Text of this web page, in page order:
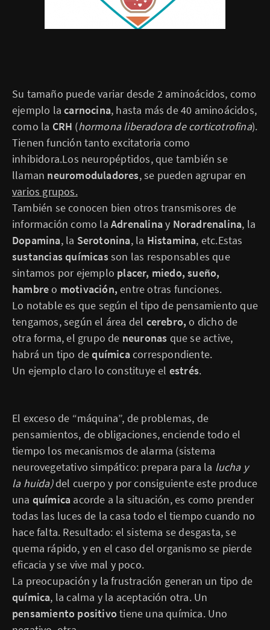
Su tamaño puede variar desde 2 aminoácidos, como
ejemplo lacarnocina, hasta más de 40 aminoácidos,
como la CRH (hormona liberadora de corticotrofina).
Tienen función tanto excitatoria como
inhibidora.Los neuropéptidos, que también se
llaman neuromoduladores, se pueden agrupar en
varios grupos.
También se conocen bien otros transmisores de
información como la Adrenalinay Noradrenalina, la
Dopamina, la Serotonina, la Histamina, etc.Estas
sustancias químicasson las responsables que
sintamos por ejemplo placer, miedo, sueño,
hambreo motivación, entre otras funciones.
Lo notable es que según el tipo de pensamiento que
tengamos, según el área del cerebro, o dicho de
otra forma, el grupo de neuronas que se active,
habrá un tipo dequímicacorrespondiente.
Un ejemplo claro lo constituye el estrés.
El exceso de “máquina”, de problemas, de
pensamientos, de obligaciones, enciende todo el
tiempo los mecanismos de alarma (sistema
neurovegetativo simpático: prepara para la lucha y
la huida)del cuerpo y por consiguiente este produce
una química acorde a la situación, es como prender
todas las luces de la casa todo el tiempo cuando no
hace falta. Resultado: el sistema se desgasta, se
quema rápido, y en el caso del organismo se pierde
eficacia y se vive mal y poco.
La preocupación y la frustración generan un tipo de
química, la calma y la aceptación otra. Un
pensamiento positivo tiene una química. Uno